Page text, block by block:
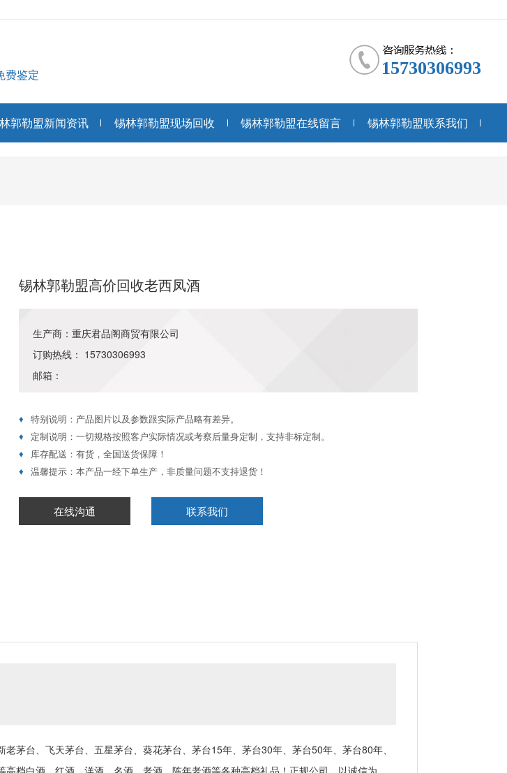
费鉴定 15730306993
郭勒盟新闻资讯 锡林郭勒盟现场回收 锡林郭勒盟在线留言 锡林郭勒盟联系我们
锡林郭勒盟高价回收老西凤酒
生产商：重庆君品阁商贸有限公司
订购热线： 15730306993
邮箱：
♦ 特别说明：产品图片以及参数跟实际产品略有差异。
♦
定制说明：一切规格按照客户实际情况或考察后量身定制，支持非标定制。
♦
库存配送：有货，全国送货保障！
♦ 温馨提示：本产品一经下单生产，非质量问题不支持退货！
在线沟通 联系我们
茅台、飞天茅台、五星茅台、葵花茅台、茅台15年、茅台30年、茅台50年、茅台80年、